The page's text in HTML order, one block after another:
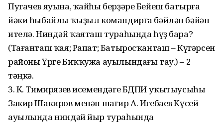
Пугачев яуына, ҡайһы берҙәре Бейеш батырға
йәки һыбайлы ҡыҙыл командирға бәйләп бәйән
ителә. Ниндәй ҡаяташ тураһында һүҙ бара?
(Тағанташ ҡая; Рапат; Батыросҡанташ – Күгәрсен
районы Үрге Биҡҡужа ауылындағы тау.) – 2
тәңкә.
3. К. Тимирязев исемендәге БДПИ уҡытыусыһы
Закир Шакиров менән шағир А. Игебаев Күсей
ауылында ниндәй йыр тураһында